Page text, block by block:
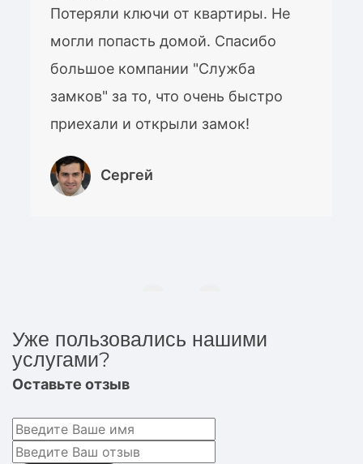
Потеряли ключи от квартиры. Не
могли попасть домой. Спасибо
большое компании "Служба
замков" за то, что очень быстро
приехали и открыли замок!
Сергей
Уже пользовались нашими
услугами?
Оставьте отзыв